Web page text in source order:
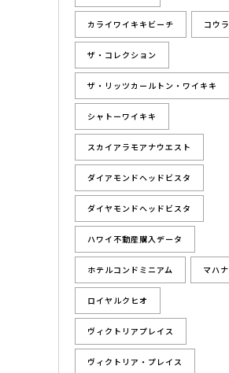
カライワイキキビーチ コウラ
ザ・コレクション
ザ・リッツカールトン・ワイキキ
シャトーワイキキ
スカイアラモアナウエスト
ダイアモンドヘッドビスタ
ダイヤモンドヘッドビスタ
ハワイ不動産購入データ
ホテルコンドミニアム マハナ
ロイヤルクヒオ
ヴィクトリアプレイス
ヴィクトリア・プレイス